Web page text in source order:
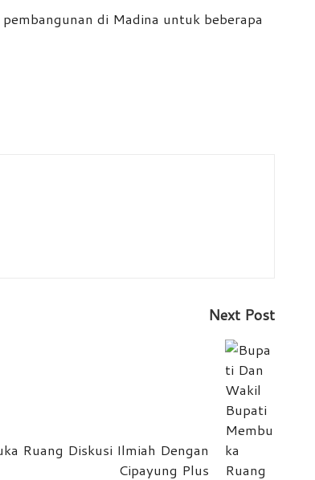
di Madina untuk beberapa
Next Post
Ruang Diskusi Ilmiah Dengan
Cipayung Plus